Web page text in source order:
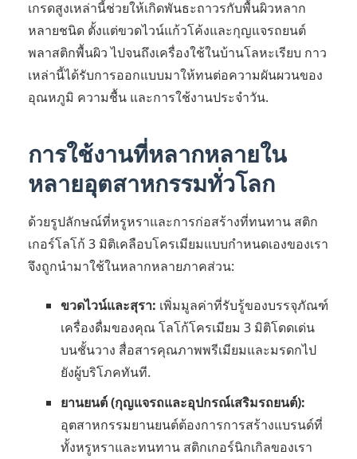
เกรดสูงเหล่านี้ช่วยให้เกิดพันธะถาวรกับพื้นผิวหลาก
หลายชนิด ตั้งแต่ขวดไวน์แก้วโค้งและกุญแจรถยนต์
พลาสติกพื้นผิว ไปจนถึงเครื่องใช้ในบ้านโลหะเรียบ กาว
เหล่านี้ได้รับการออกแบบมาให้ทนต่อความผันผวนของ
อุณหภูมิ ความชื้น และการใช้งานประจำวัน.
การใช้งานที่หลากหลายใน
หลายอุตสาหกรรมทั่วโลก
ด้วยรูปลักษณ์ที่หรูหราและการก่อสร้างที่ทนทาน สติก
เกอร์โลโก้ 3 มิติเคลือบโครเมียมแบบกำหนดเองของเรา
จึงถูกนำมาใช้ในหลากหลายภาคส่วน:
ขวดไวน์และสุรา: เพิ่มมูลค่าที่รับรู้ของบรรจุภัณฑ์
เครื่องดื่มของคุณ โลโก้โครเมียม 3 มิติโดดเด่น
บนชั้นวาง สื่อสารคุณภาพพรีเมียมและมรดกไป
ยังผู้บริโภคทันที.
ยานยนต์ (กุญแจรถและอุปกรณ์เสริมรถยนต์):
อุตสาหกรรมยานยนต์ต้องการการสร้างแบรนด์ที่
ทั้งหรูหราและทนทาน สติกเกอร์นิกเกิลของเรา